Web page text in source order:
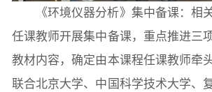
学生活动 创业就业 奖助学金
《环境仪器分析》集中备课：相
任课教师开展集中备课，重点推进三
教材内容，确定由本课程任课教师牵
联合北京大学、中国科学技术大学、